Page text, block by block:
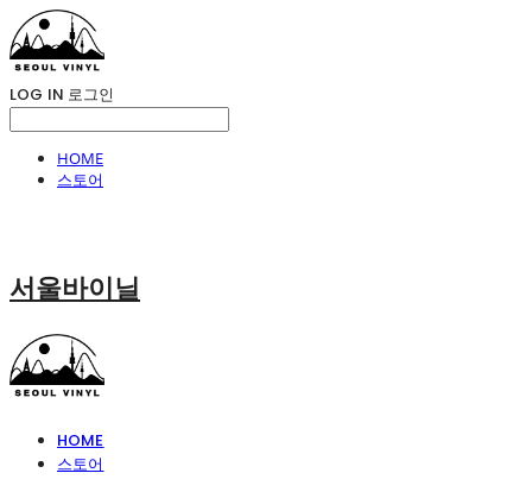
LOG IN 로그인
HOME
스토어
서울바이닐
HOME
스토어